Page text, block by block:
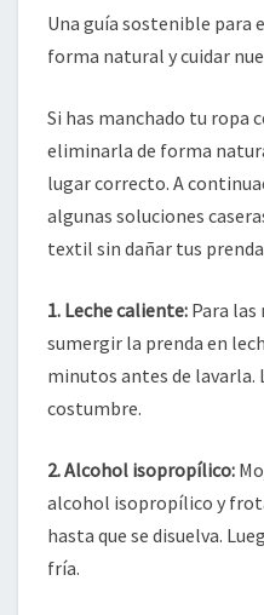
Una guía sostenible
forma natural y cuidar
Si has manchado tu ropa
eliminarla de forma
lugar correcto. A
algunas soluciones
textil sin dañar tus
1. Leche caliente: Para las
sumergir la prenda en
minutos antes de lavarla.
costumbre.
2. Alcohol isopropílico:
alcohol isopropílico y
hasta que se disuelva.
fría.